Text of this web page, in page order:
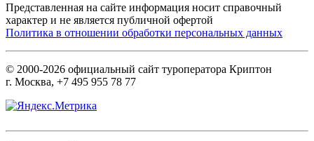
Представленная на сайте информация носит справочный
характер и не является публичной офертой
Политика в отношении обработки персональных данных
© 2000-2026 официальный сайт туроператора Криптон
г. Москва, +7 495 955 78 77